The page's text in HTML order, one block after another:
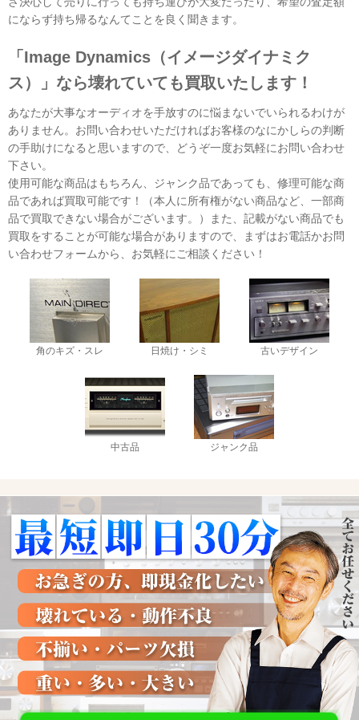
にならず持ち帰るなんてことを良く聞きます。
「Image Dynamics（イメージダイナミク
ス）」なら壊れていても買取いたします！
あなたが大事なオーディオを手放すのに悩まないでいられるわけが
ありません。お問い合わせいただければお客様のなにかしらの判断
の手助けになると思いますので、どうぞ一度お気軽にお問い合わせ
下さい。
使用可能な商品はもちろん、ジャンク品であっても、修理可能な商
品であれば買取可能です！（本人に所有権がない商品など、一部商
品で買取できない場合がございます。）また、記載がない商品でも
買取をすることが可能な場合がありますので、まずはお電話かお問
い合わせフォームから、お気軽にご相談ください！
角のキズ・スレ 日焼け・シミ 古いデザイン
中古品 ジャンク品